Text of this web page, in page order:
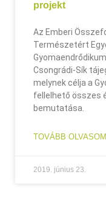
projekt
Az Emberi
Természetért
Csongrádi-Sík
melynek célja a
fellelhető összes
bemutatása.
TOVÁBB
2019. június 23.